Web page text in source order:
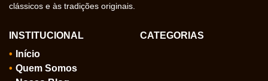
clássicos e às tradições originais.
INSTITUCIONAL
Início
Quem Somos
CATEGORIAS